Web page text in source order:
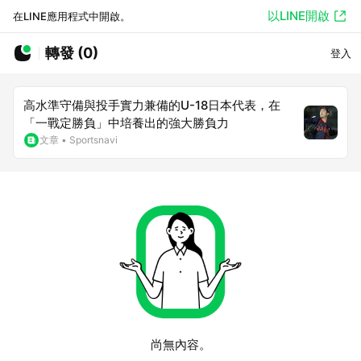
在LINE應用程式中開啟。 以LINE開啟
轉發 (0) 登入
高水準守備與投手實力兼備的U-18日本代表，在
「一戰定勝負」中培養出的強大勝負力
文章 • Sportsnavi
尚無內容。